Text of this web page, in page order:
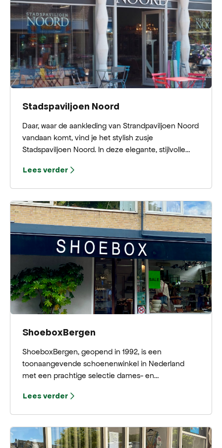
Alle kleding wordt met liefde, overtuiging en een
feilloos oog voor detail in huis ontworpen.
Stadspaviljoen Noord
Daar, waar de aankleding van Strandpaviljoen Noord
vandaan komt, vind je het stylish zusje
Stadspaviljoen Noord. In deze elegante, stijlvolle
makende accessoires voor de eetkeuken, woon-
Lees verder
ShoeboxBergen
ShoeboxBergen, geopend in 1992, is een
toonaangevende schoenenwinkel in Nederland
met een prachtige selectie dames- en
internationale topdesigners en de nieuwste trends.
Lees verder